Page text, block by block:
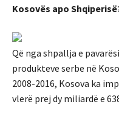
Kosovës apo
Që nga shpallja e
produkteve serbe në
2008-2016, Kosova ka
vlerë prej dy miliardë e